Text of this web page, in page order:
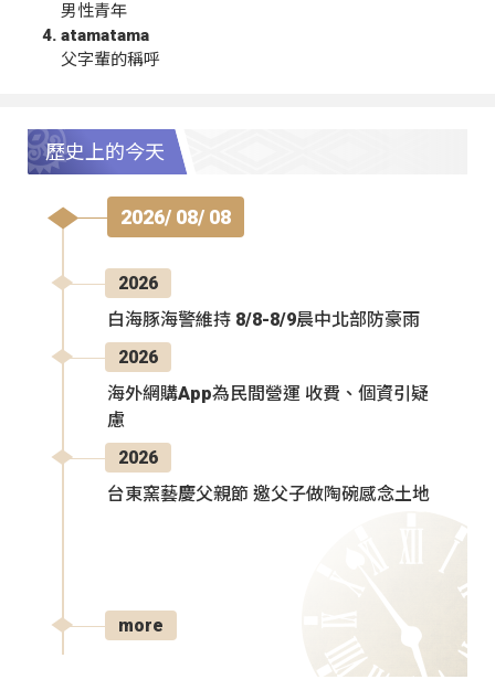
男性青年
atamatama
父字輩的稱呼
歷史上的今天
2026/ 08/ 08
2026
白海豚海警維持 8/8-8/9晨中北部防豪雨
2026
海外網購App為民間營運 收費、個資引疑
慮
2026
台東窯藝慶父親節 邀父子做陶碗感念土地
more